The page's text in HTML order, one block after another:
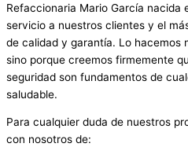
Refaccionaria Mario García nacida
servicio a nuestros clientes y el
de calidad y garantía. Lo hacemos
sino porque creemos firmemente
seguridad son fundamentos de
saludable.
Para cualquier duda de nuestros
con nosotros de: